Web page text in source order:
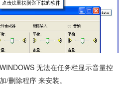
无法在任务栏显示音量控
/删除程序 来安装。